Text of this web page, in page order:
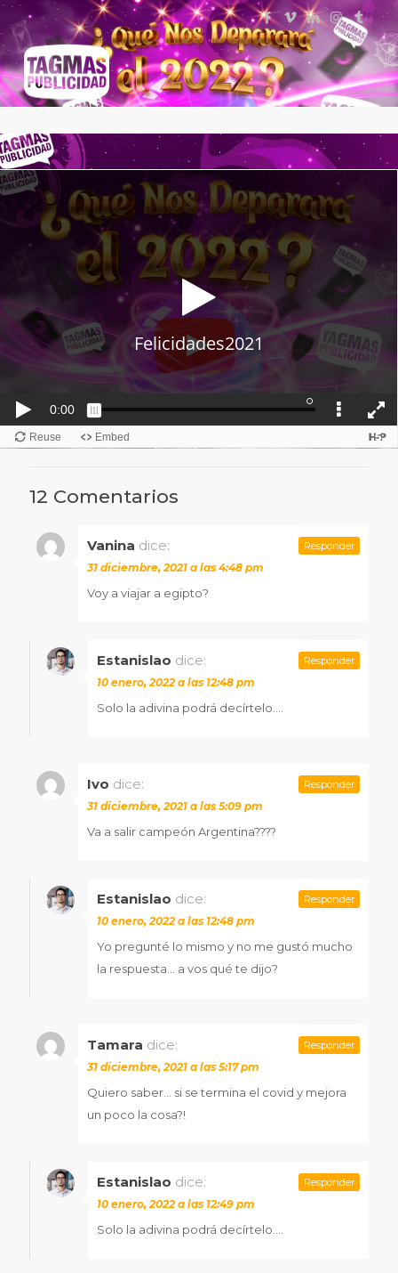
12 Comentarios
Vanina dice:
31 diciembre, 2021 a las 4:48 pm
Voy a viajar a egipto?
Responder
Estanislao dice:
10 enero, 2022 a las 12:48 pm
Solo la adivina podrá decírtelo….
Responder
Ivo dice:
31 diciembre, 2021 a las 5:09 pm
Va a salir campeón Argentina????
Responder
Estanislao dice:
10 enero, 2022 a las 12:48 pm
Yo pregunté lo mismo y no me gustó mucho
la respuesta… a vos qué te dijo?
Responder
Tamara dice:
31 diciembre, 2021 a las 5:17 pm
Quiero saber… si se termina el covid y mejora
un poco la cosa?!
Responder
Estanislao dice:
10 enero, 2022 a las 12:49 pm
Solo la adivina podrá decírtelo….
Responder